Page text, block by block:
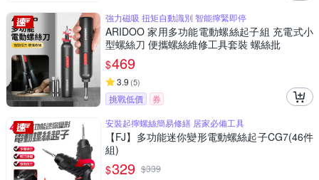
強力磁吸 扭矩自動識別 智能擰緊即停
ARIDOO 家用多功能電動螺絲起子組 充電式小
型螺絲刀 便攜螺絲維修工具套裝 螺絲批
$469
3.9 (5)
挑戰低價
券
安裝起擰螺絲簡易修繕 居家必備工具
【FJ】多功能迷你變形電動螺絲起子CG7(46件
組)
$329 $339